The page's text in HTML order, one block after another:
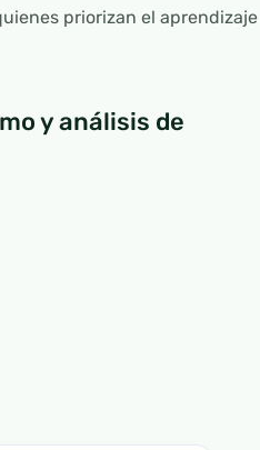
priorizan el aprendizaje
y análisis de